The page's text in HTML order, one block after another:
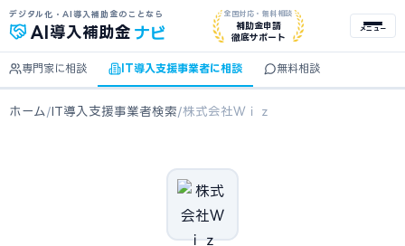
デジタル化・AI導入補助金のことなら
AI 導入補助金 ナビ
全国対応・無料相談
補助金申請
徹底サポート
メニュー
専門家に相談 IT導入支援事業者に相談 無料相談
ホーム /IT導入支援事業者検索/株式会社Ｗｉｚ